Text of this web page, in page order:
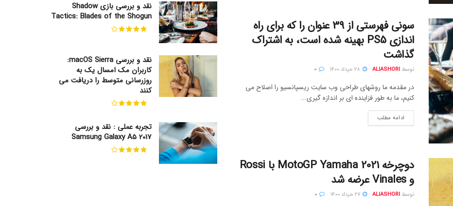
سونی فهرستی از 39 عنوان را که برای راه
اندازی PS5 بهینه شده است، به اشتراک
گذاشت
توسط ALIASHORI
در مقدمه ما روشهای طراحی وب سایت ریسپانسیو را اصلاح می
کنیم، ما به طور فزاینده ای بر اندازه گیری...
ادامه مطلب
دوچرخه MotoGP Yamaha 2021 با Rossi
و Vinales عرضه شد
توسط ALIASHORI
نقد و بررسی بازی Shadow
Tactics: Blades of the Shogun
نقد و بررسی macOS Sierra:
کاربران مک امسال یک به
روزرسانی متوسط را دریافت می
کنند
تجربه عملی : نقد و بررسی
Samsung Galaxy A5 2017